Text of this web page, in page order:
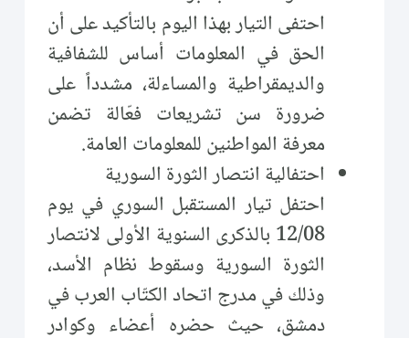
احتفى التيار بهذا اليوم بالتأكيد على أن
الحق في المعلومات أساس للشفافية
والديمقراطية والمساءلة، مشدداً على
ضرورة سن تشريعات فعّالة تضمن
معرفة المواطنين للمعلومات العامة.
احتفالية انتصار الثورة السورية
احتفل تيار المستقبل السوري في يوم
12/08 بالذكرى السنوية الأولى لانتصار
الثورة السورية وسقوط نظام الأسد،
وذلك في مدرج اتحاد الكتّاب العرب في
دمشق، حيث حضره أعضاء وكوادر